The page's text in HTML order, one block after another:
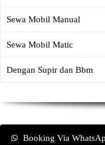
Sewa Mobil Manual
Sewa Mobil Matic
Dengan Supir dan Bbm
Booking Via